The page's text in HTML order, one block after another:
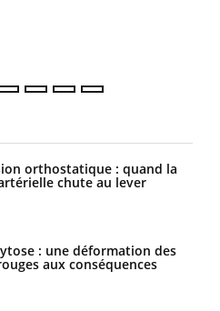
orthostatique : quand la
chute au lever
: une déformation des
aux conséquences